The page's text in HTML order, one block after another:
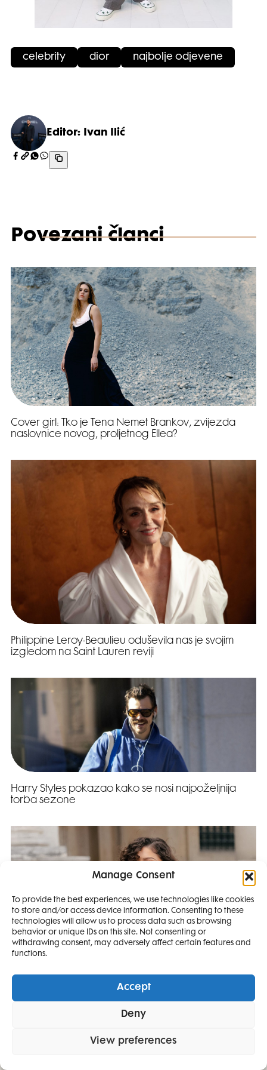
Manage Consent
To provide the best experiences, we use technologies like cookies
to store and/or access device information. Consenting to these
technologies will allow us to process data such as browsing
behavior or unique IDs on this site. Not consenting or
withdrawing consent, may adversely affect certain features and
functions.
Accept
Deny
View preferences
celebrity dior najbolje odjevene
Editor: Ivan Ilić
Povezani članci
Cover girl: Tko je Tena Nemet Brankov, zvijezda
naslovnice novog, proljetnog Ellea?
Philippine Leroy-Beaulieu oduševila nas je svojim
izgledom na Saint Lauren reviji
Harry Styles pokazao kako se nosi najpoželjnija
torba sezone
Look dana: Zendaya na Louis Vuitton reviji u
SMANJI
4 IZDANJA
I 2 IZDANJA ELLE
DECORATIONA +
POKLON
SAMO